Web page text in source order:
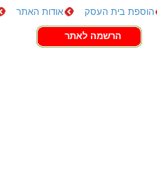
הוספת בית העסק אודות האתר
הרשמה לאתר